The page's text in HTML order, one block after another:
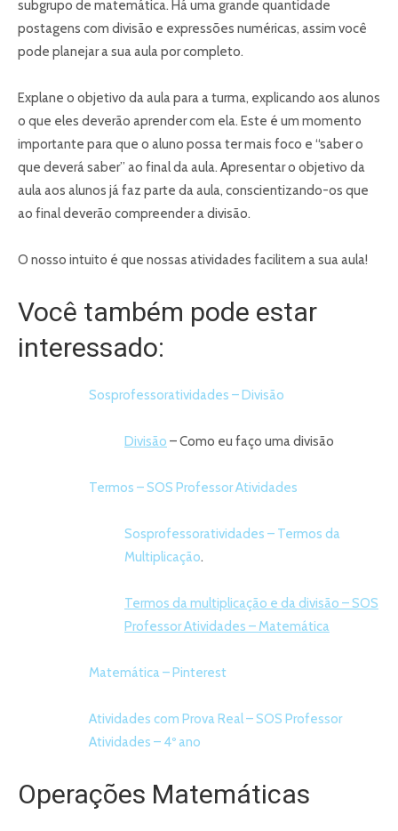
subgrupo de matemática. Há uma grande quantidade
postagens com divisão e expressões numéricas, assim você
pode planejar a sua aula por completo.
Explane o objetivo da aula para a turma, explicando aos alunos
o que eles deverão aprender com ela. Este é um momento
importante para que o aluno possa ter mais foco e “saber o
que deverá saber” ao final da aula. Apresentar o objetivo da
aula aos alunos já faz parte da aula, conscientizando-os que
ao final deverão compreender a divisão.
O nosso intuito é que nossas atividades facilitem a sua aula!
Você também pode estar
interessado:
Sosprofessoratividades – Divisão
Divisão – Como eu faço uma divisão
Termos – SOS Professor Atividades
Sosprofessoratividades – Termos da
Multiplicação.
Termos da multiplicação e da divisão – SOS
Professor Atividades – Matemática
Matemática – Pinterest
Atividades com Prova Real – SOS Professor
Atividades – 4º ano
Operações Matemáticas